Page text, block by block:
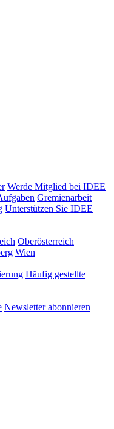
Werde Mitglied bei IDEE
Gremienarbeit
Unterstützen Sie IDEE
Oberösterreich
Wien
Häufig gestellte
Newsletter abonnieren